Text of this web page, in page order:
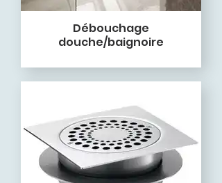
Débouchage
douche/baignoire